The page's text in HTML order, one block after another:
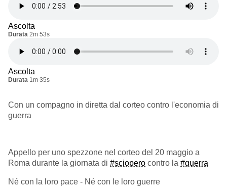
Ascolta
Durata 2m 53s
Ascolta
Durata 1m 35s
Con un compagno in diretta dal corteo contro l'economia di
guerra
Appello per uno spezzone nel corteo del 20 maggio a
Roma durante la giornata di #sciopero contro la #guerra
Né con la loro pace - Né con le loro guerre